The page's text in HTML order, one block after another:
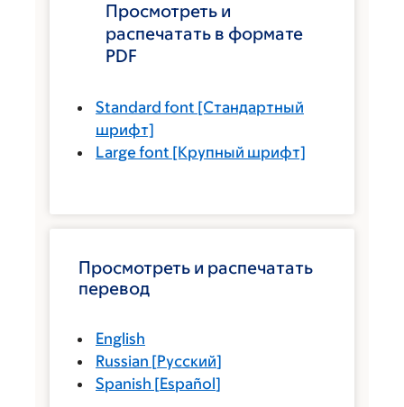
Просмотреть и
распечатать в формате
PDF
Standard font [Стандартный
шрифт]
Large font [Крупный шрифт]
Просмотреть и распечатать
перевод
English
Russian [Русский]
Spanish [Español]